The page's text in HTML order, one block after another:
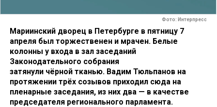
Фото: Интерпресс
Мариинский дворец в Петербурге в пятницу 7
апреля был торжественен и мрачен. Белые
колонны у входа в зал заседаний
Законодательного собрания
затянули чёрной тканью. Вадим Тюльпанов на
протяжении трёх созывов приходил сюда на
пленарные заседания, из них два — в качестве
председателя регионального парламента.